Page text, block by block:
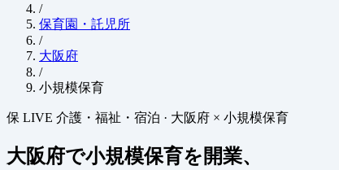
/
保育園・託児所
/
大阪府
/
小規模保育
保 LIVE 介護・福祉・宿泊 · 大阪府 × 小規模保育
大阪府で小規模保育を開業、